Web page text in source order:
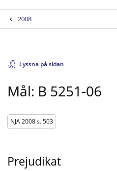
2008
Lyssna på sidan
Mål: B 5251-06
NJA 2008 s. 503
Prejudikat